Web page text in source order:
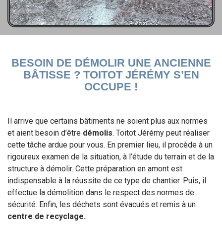
BESOIN DE DÉMOLIR UNE ANCIENNE
BÂTISSE ? TOITOT JÉRÉMY S’EN
OCCUPE !
Il arrive que certains bâtiments ne soient plus aux normes
et aient besoin d’être démolis. Toitot Jérémy peut réaliser
cette tâche ardue pour vous. En premier lieu, il procède à un
rigoureux examen de la situation, à l’étude du terrain et de la
structure à démolir. Cette préparation en amont est
indispensable à la réussite de ce type de chantier. Puis, il
effectue la démolition dans le respect des normes de
sécurité. Enfin, les déchets sont évacués et remis à un
centre de recyclage.